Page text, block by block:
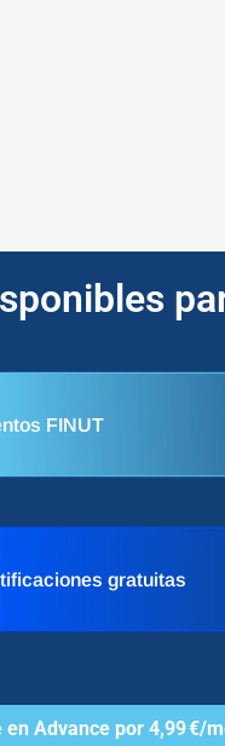
FINUT
gratuitas
en Advance por 4,99 €/